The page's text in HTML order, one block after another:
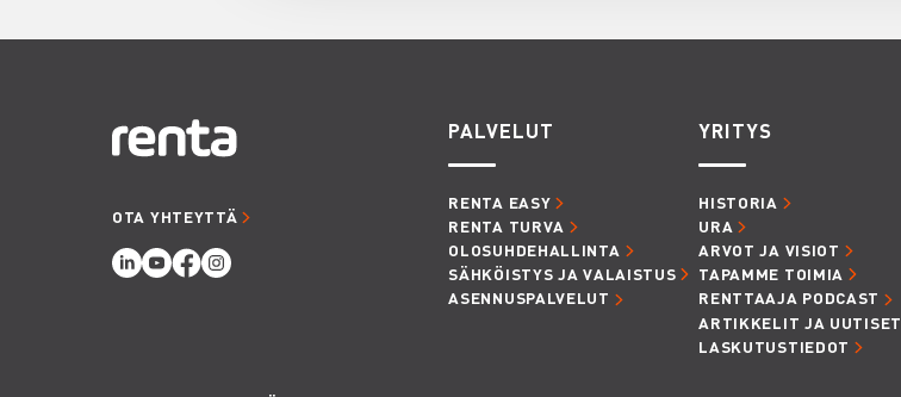
OTA YHTEYTTÄ
PALVELUT
RENTA EASY
RENTA TURVA
OLOSUHDEHALLINTA
SÄHKÖISTYS JA VALAISTUS
ASENNUSPALVELUT
YRITYS
HISTORIA
URA
ARVOT JA VISIOT
TAPAMME TOIMIA
RENTTAAJA PODCAST
ARTIKKELIT JA UUTISET
LASKUTUSTIEDOT